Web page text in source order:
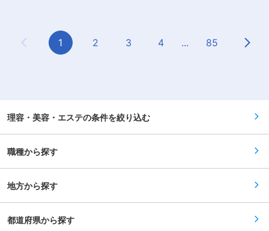
名(男性２名/女性５名) ■就業環境 ・シフト制 月2
日希望休の申請ができます。（柔軟に相談可能）
その他（有給休暇/年末年始休暇 5日/夏季休暇 2
を販売しています。ハリッチへの来院者を中心に
す。 製品は現在「STORES」や「自社ECサイ
ト」にて製品を販売しており、SNS広告や著名人
アンバサダー起用などのマーケティング施策も併
業務
社保を行っていただきます。 ■具体的な業務内
容： ・保育園や学童の採用業務、人材紹介等選考
調整 ・保育園、学童スタッフの昇給昇格、処遇改
は一人当たり200名程となります）※社会保険手
続・給与計算・年末調整はアウトソースしていま
す。 ・他グループ企業の採用業務や日程調整など
『様々な視点から社会貢献を追求する』を企業理
どのような形でも、何が社会貢献につながるの
か」柔軟性とスピードを意識して、新たな挑戦を
続けております。 ・美容院事業、保育園事業、設
取り組んでおります。 変更の範囲：会社の定める
Previous Page
1 2 3 4 ... 85
理容・美容・エステの条件を絞り込む
職種から探す
地方から探す
都道府県から探す